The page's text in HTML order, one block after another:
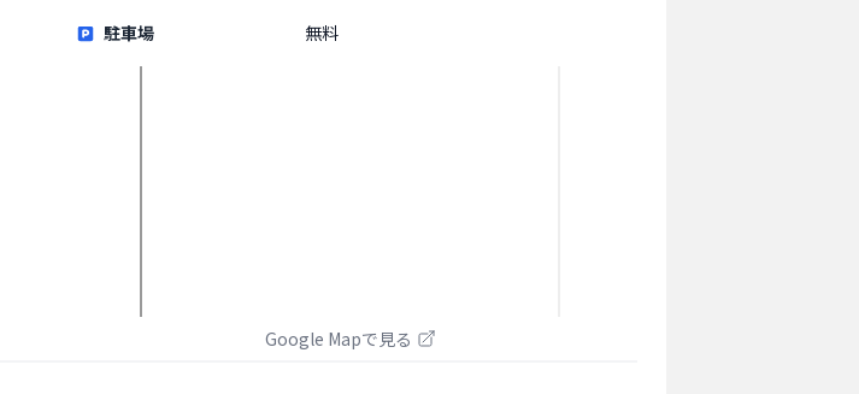
駐車場
無料
Google Mapで見る